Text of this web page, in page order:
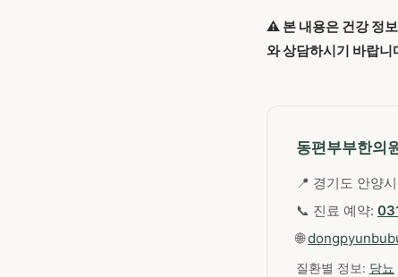
⚠️ 본 내용은 건강 정
와 상담하시기 바랍니
동편부부한의
📍 경기도 안양
📞 진료 예약:
🌐
질환별 정보: 당뇨